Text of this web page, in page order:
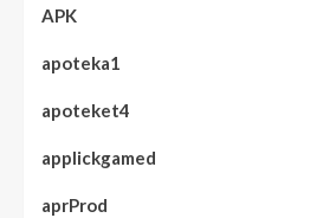
APK
apoteka1
apoteket4
applickgamed
aprProd